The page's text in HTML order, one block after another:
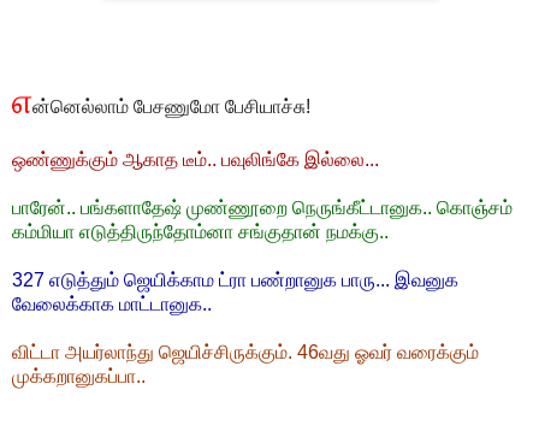
என்னெல்லாம் பேசணுமோ பேசியாச்சு!
ஒண்ணுக்கும் ஆகாத டீம்.. பவுலிங்கே இல்லை...
பாரேன்.. பங்களாதேஷ் முண்ணூறை நெருங்கீட்டானுக.. கொஞ்சம்
கம்மியா எடுத்திருந்தோம்னா சங்குதான் நமக்கு..
327 எடுத்தும் ஜெயிக்காம ட்ரா பண்றானுக பாரு... இவனுக
வேலைக்காக மாட்டானுக..
விட்டா அயர்லாந்து ஜெயிச்சிருக்கும். 46வது ஓவர் வரைக்கும்
முக்கறானுகப்பா..